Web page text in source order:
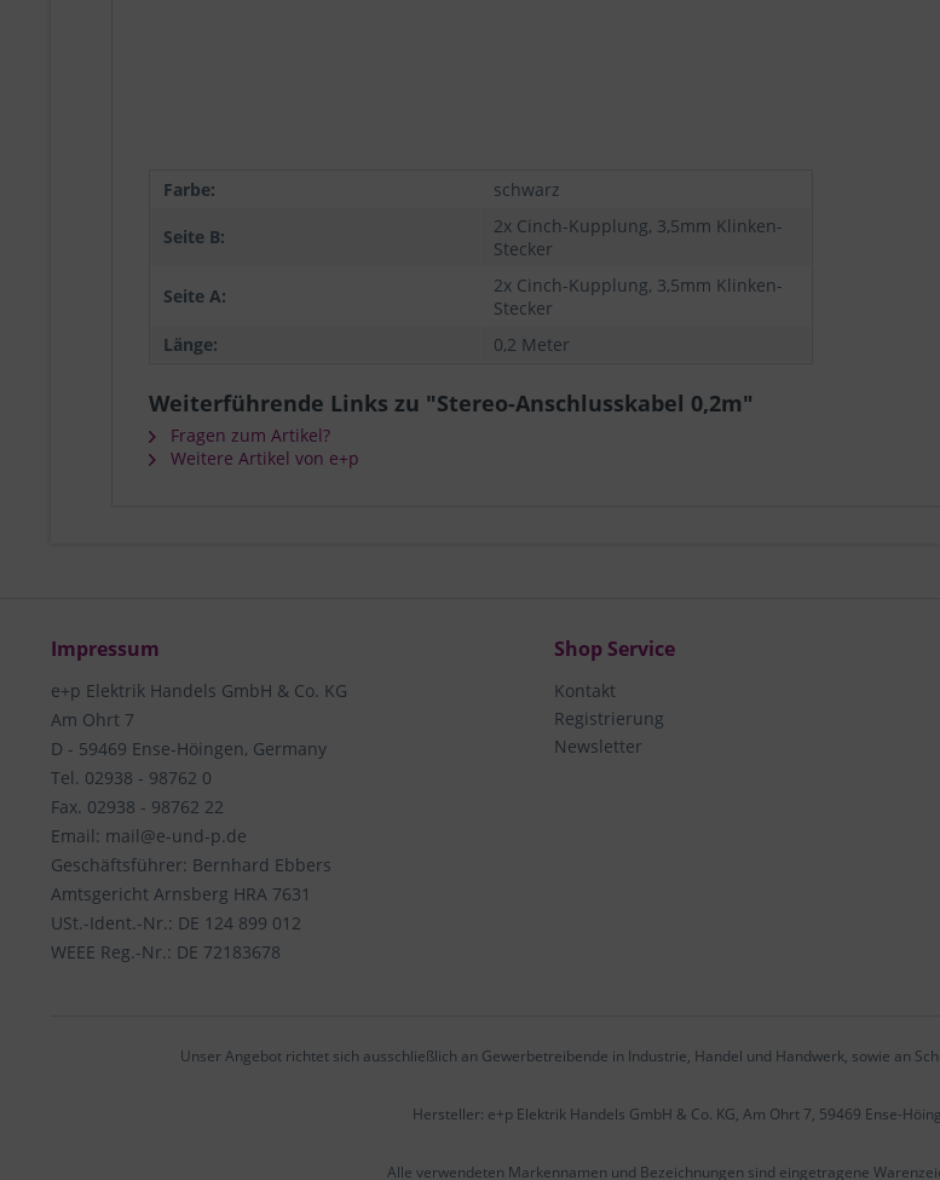
Farbe: schwarz
Seite B:
2x Cinch-Kupplung, 3,5mm Klinken-
Stecker
Seite A:
2x Cinch-Kupplung, 3,5mm Klinken-
Stecker
Länge:
0,2 Meter
Weiterführende Links zu "Stereo-Anschlusskabel 0,2m"
Fragen zum Artikel?
Weitere Artikel von e+p
Impressum
e+p Elektrik Handels GmbH & Co. KG
Am Ohrt 7
D - 59469 Ense-Höingen, Germany
Tel. 02938 - 98762 0
Fax. 02938 - 98762 22
Email: mail@e-und-p.de
Geschäftsführer: Bernhard Ebbers
Amtsgericht Arnsberg HRA 7631
USt.-Ident.-Nr.: DE 124 899 012
WEEE Reg.-Nr.: DE 72183678
Shop Service
Kontakt
Registrierung
Newsletter
Unser Angebot richtet sich ausschließlich an Gewerbetreibende in Industrie, Handel und Handwerk, sowie an
Hersteller: e+p Elektrik Handels GmbH & Co. KG, Am Ohrt 7, 59469 Ense-
Alle verwendeten Markennamen und Bezeichnungen sind eingetragene